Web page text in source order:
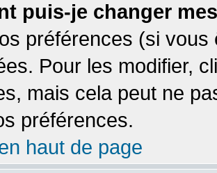
puis-je changer
préférences (si
Pour les modifier,
mais cela peut ne
préférences.
haut de page